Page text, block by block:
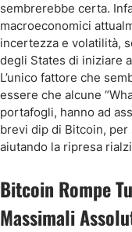
sembrerebbe certa.
macroeconomici
incertezza e volatilità,
degli States di iniziare
L’unico fattore che
essere che alcune
portafogli, hanno ad
brevi dip di Bitcoin,
aiutando la ripresa
Bitcoin Rompe
Massimali